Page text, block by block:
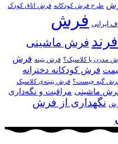
طرح فرش کودکانه فرش اتاق کودک
ایرانی فرش
فرش ماشینی
مدرن یا کلاسیک؟ فرش پتینه فرش
فرش کودکانه دخترانه
گبه چیست؟ فرش‌ پتینه‌ی کلاسیک
ماشینی مراقبت و نگه‌داری
نگهداری از فرش